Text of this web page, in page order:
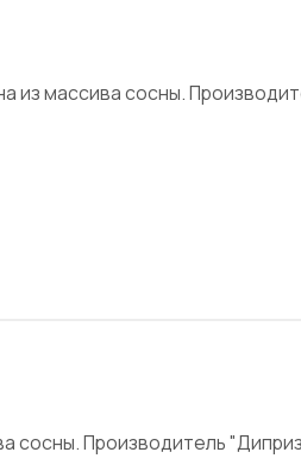
из массива сосны.
сосны. Производитель